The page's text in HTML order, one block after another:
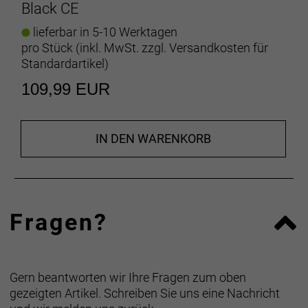
Headmaster-Haltesystem
Dank einfacher, intuitiver Einhandverstellung von
Höhe und Umfang ist dieser Helm die perfekte
Lösung für alle Kopfformen.
Headmaster-Haltesystem
Höhe und Umfang ist dieser Helm die perfekte
Lösung für alle Kopfformen.
Helmriemen.
Jetzt auch in XS und XL erhältlich
Black CE
lieferbar in 5-10 Werktagen
pro Stück (inkl. MwSt. zzgl. Versandkosten für
Standardartikel)
109,99 EUR
IN DEN WARENKORB
Fragen?
Gern beantworten wir Ihre Fragen zum oben
gezeigten Artikel. Schreiben Sie uns eine Nachricht